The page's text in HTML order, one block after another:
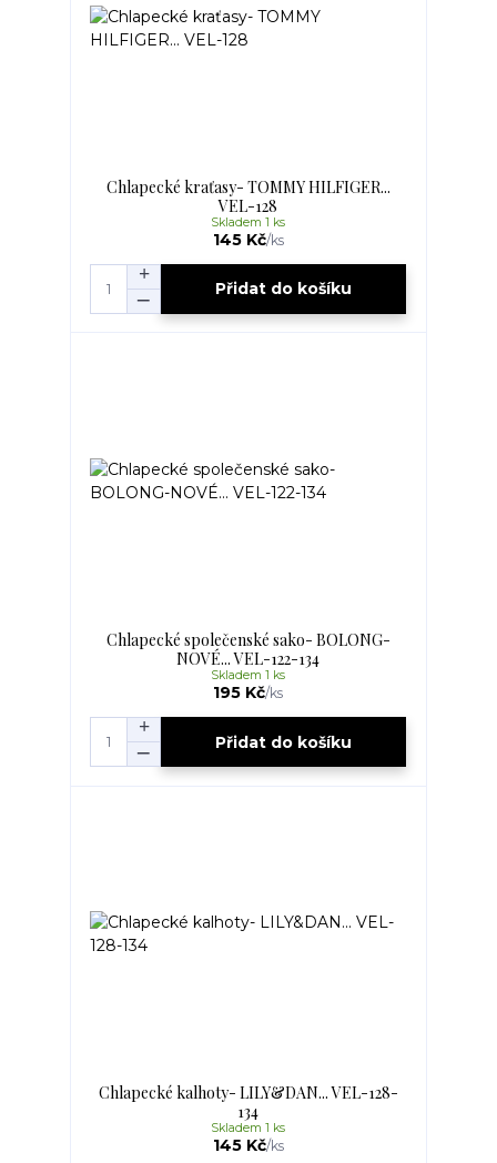
Chlapecké kraťasy- TOMMY HILFIGER...
VEL-128
145 Kč/ks
Skladem 1 ks
Přidat do košíku
Chlapecké společenské sako- BOLONG-
NOVÉ... VEL-122-134
195 Kč/ks
Skladem 1 ks
Přidat do košíku
Chlapecké kalhoty- LILY&DAN... VEL-128-
134
145 Kč/ks
Skladem 1 ks